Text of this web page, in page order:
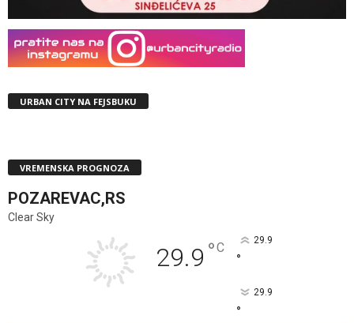
URBAN CITY NA FEJSBUKU
VREMENSKA PROGNOZA
POZAREVAC,RS
Clear Sky
29.9 °C 29.9
°
29.9
°